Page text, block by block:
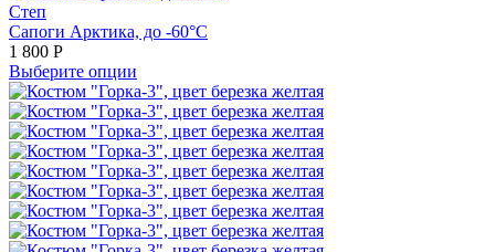
Степ
Сапоги Арктика, до -60°С
1 800 Р
Выберите опции